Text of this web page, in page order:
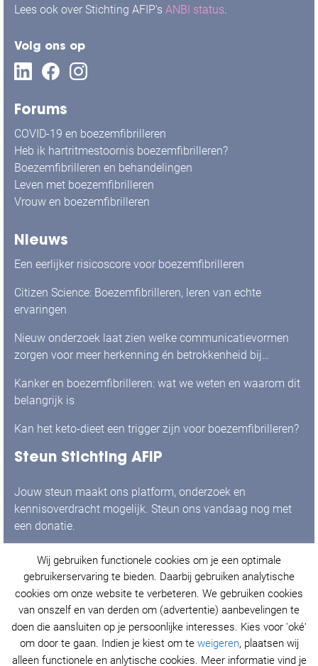
Lees ook over Stichting AFIP's ANBI status.
Volg ons op
Forums
COVID-19 en boezemfibrilleren
Heb ik hartritmestoornis boezemfibrilleren?
Boezemfibrilleren en behandelingen
Leven met boezemfibrilleren
Vrouw en boezemfibrilleren
Nieuws
Een eerlijker risicoscore voor boezemfibrilleren
Citizen Science: Boezemfibrilleren, leren van echte
ervaringen
Nieuw onderzoek laat zien welke communicatievormen
zorgen voor meer herkenning én betrokkenheid bij
Kanker en boezemfibrilleren: wat we weten en waarom dit
belangrijk is
Kan het keto-dieet een trigger zijn voor boezemfibrilleren?
Steun Stichting AFIP
Jouw steun maakt ons platform, onderzoek en
kennisoverdracht mogelijk. Steun ons vandaag nog met
een donatie.
Ja, ik doneer graag!
© Stichting AFIP 2021. Alle rechten voorbehouden.
Privacy Policy&Cookieverklaring.
Wij gebruiken functionele cookies om je een optimale
gebruikerservaring te bieden. Daarbij gebruiken analytische
cookies om onze website te verbeteren. We gebruiken cookies
van onszelf en van derden om (advertentie) aanbevelingen te
doen die aansluiten op je persoonlijke interesses. Kies voor 'oké'
om door te gaan. Indien je kiest om te weigeren, plaatsen wij
alleen functionele en anlytische cookies. Meer informatie vind je